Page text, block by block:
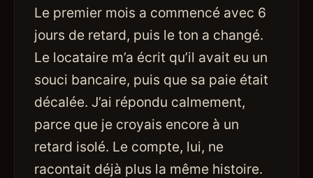
Le premier mois a commencé avec 6
jours de retard, puis le ton a changé.
Le locataire m’a écrit qu’il avait eu un
souci bancaire, puis que sa paie était
décalée. J’ai répondu calmement,
parce que je croyais encore à un
retard isolé. Le compte, lui, ne
racontait déjà plus la même histoire.